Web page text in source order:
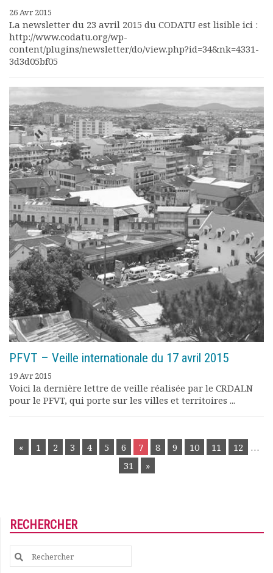
26 Avr 2015
La newsletter du 23 avril 2015 du CODATU est lisible ici :
http://www.codatu.org/wp-
content/plugins/newsletter/do/view.php?id=34&nk=4331-
3d3d05bf05
PFVT – Veille internationale du 17 avril 2015
19 Avr 2015
Voici la dernière lettre de veille réalisée par le CRDALN
pour le PFVT, qui porte sur les villes et territoires ...
POSTS
NAVIGATION
« 1 2 3 4 5 6 7 8 9 10 11 12
…
31
»
RECHERCHER
Search
for: